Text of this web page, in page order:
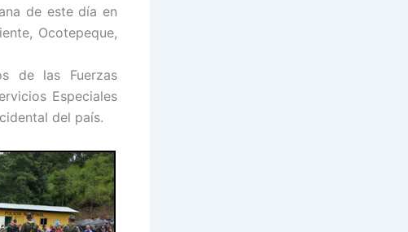
de este día en
Ocotepeque,
de las Fuerzas
Especiales
del país.